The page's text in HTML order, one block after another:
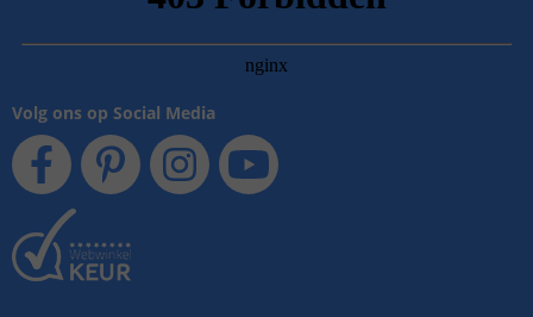
Volg ons op Social Media